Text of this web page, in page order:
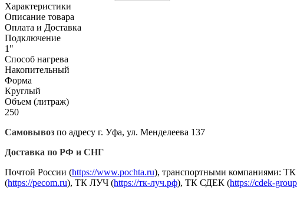
Характеристики
Описание товара
Оплата и Доставка
Подключение
1"
Способ нагрева
Накопительный
Форма
Круглый
Объем (литраж)
250
Самовывоз по адресу г. Уфа, ул. Менделеева 137
Доставка по РФ и СНГ
Почтой России (https://www.pochta.ru), транспортными компаниями:
(https://pecom.ru), ТК ЛУЧ (https://тк-луч.рф), ТК СДЕК (https://cdek-